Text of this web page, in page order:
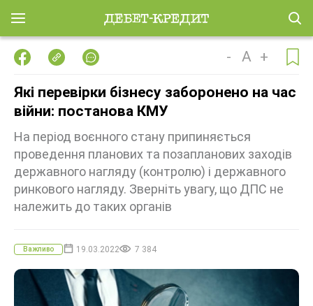
- A +
Які перевірки бізнесу заборонено на час
війни: постанова КМУ
На період воєнного стану припиняється
проведення планових та позапланових заходів
державного нагляду (контролю) і державного
ринкового нагляду. Зверніть увагу, що ДПС не
належить до таких органів
Важливо 19.03.2022 7 384